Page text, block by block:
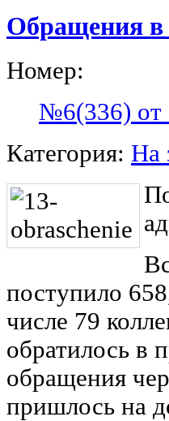
Обращения
Номер:
№6(336) от
Категория: На
поступило
числе 79
обратилось в
обращения
пришлось на